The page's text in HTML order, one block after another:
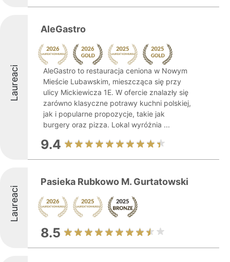
Laureaci
AleGastro
AleGastro to restauracja ceniona w Nowym
Mieście Lubawskim, mieszcząca się przy
ulicy Mickiewicza 1E. W ofercie znalazły się
zarówno klasyczne potrawy kuchni polskiej,
jak i popularne propozycje, takie jak
burgery oraz pizza. Lokal wyróżnia ...
9.4
Laureaci
Pasieka Rubkowo M. Gurtatowski
8.5